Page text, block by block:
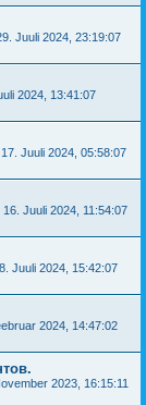
Juuli 2024, 23:19:07
2024, 13:41:07
Juuli 2024, 05:58:07
16. Juuli 2024, 11:54:07
Juuli 2024, 15:42:07
2024, 14:47:02
2023, 16:15:11